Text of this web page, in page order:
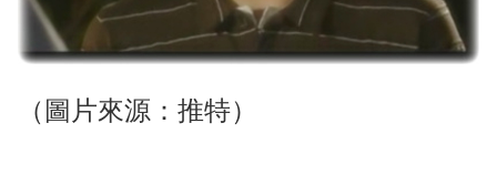
（圖片來源：推特）